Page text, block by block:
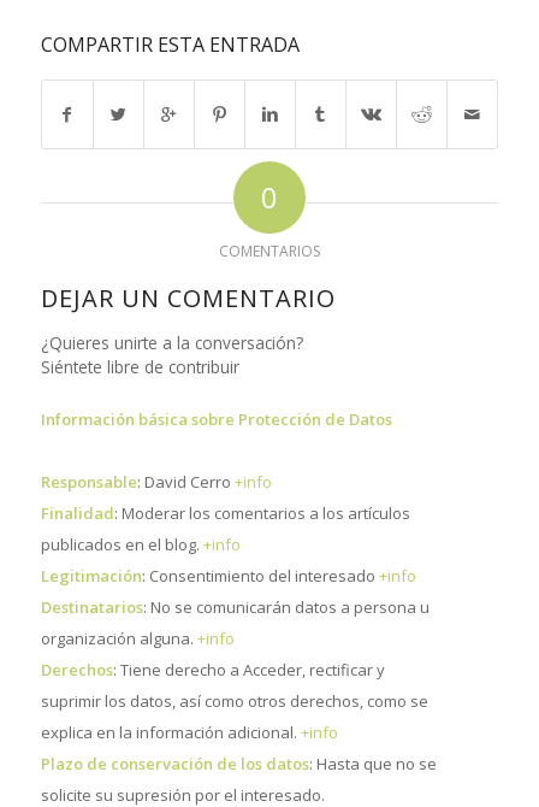
COMPARTIR ESTA ENTRADA
0
COMENTARIOS
DEJAR UN COMENTARIO
¿Quieres unirte a la conversación?
Siéntete libre de contribuir
Información básica sobre Protección de Datos
Responsable: David Cerro +info
Finalidad: Moderar los comentarios a los artículos
publicados en el blog. +info
Legitimación: Consentimiento del interesado +info
Destinatarios: No se comunicarán datos a persona u
organización alguna. +info
Derechos: Tiene derecho a Acceder, rectificar y
suprimir los datos, así como otros derechos, como se
explica en la información adicional. +info
Plazo de conservación de los datos: Hasta que no se
solicite su supresión por el interesado.